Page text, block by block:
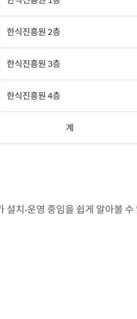
한식진흥원 2층
한식진흥원 3층
한식진흥원 4층
계
치·운영 중임을 쉽게 알아볼